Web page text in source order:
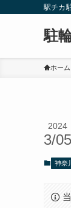
駅チカ
駐
ホーム
2024
3/05
神奈